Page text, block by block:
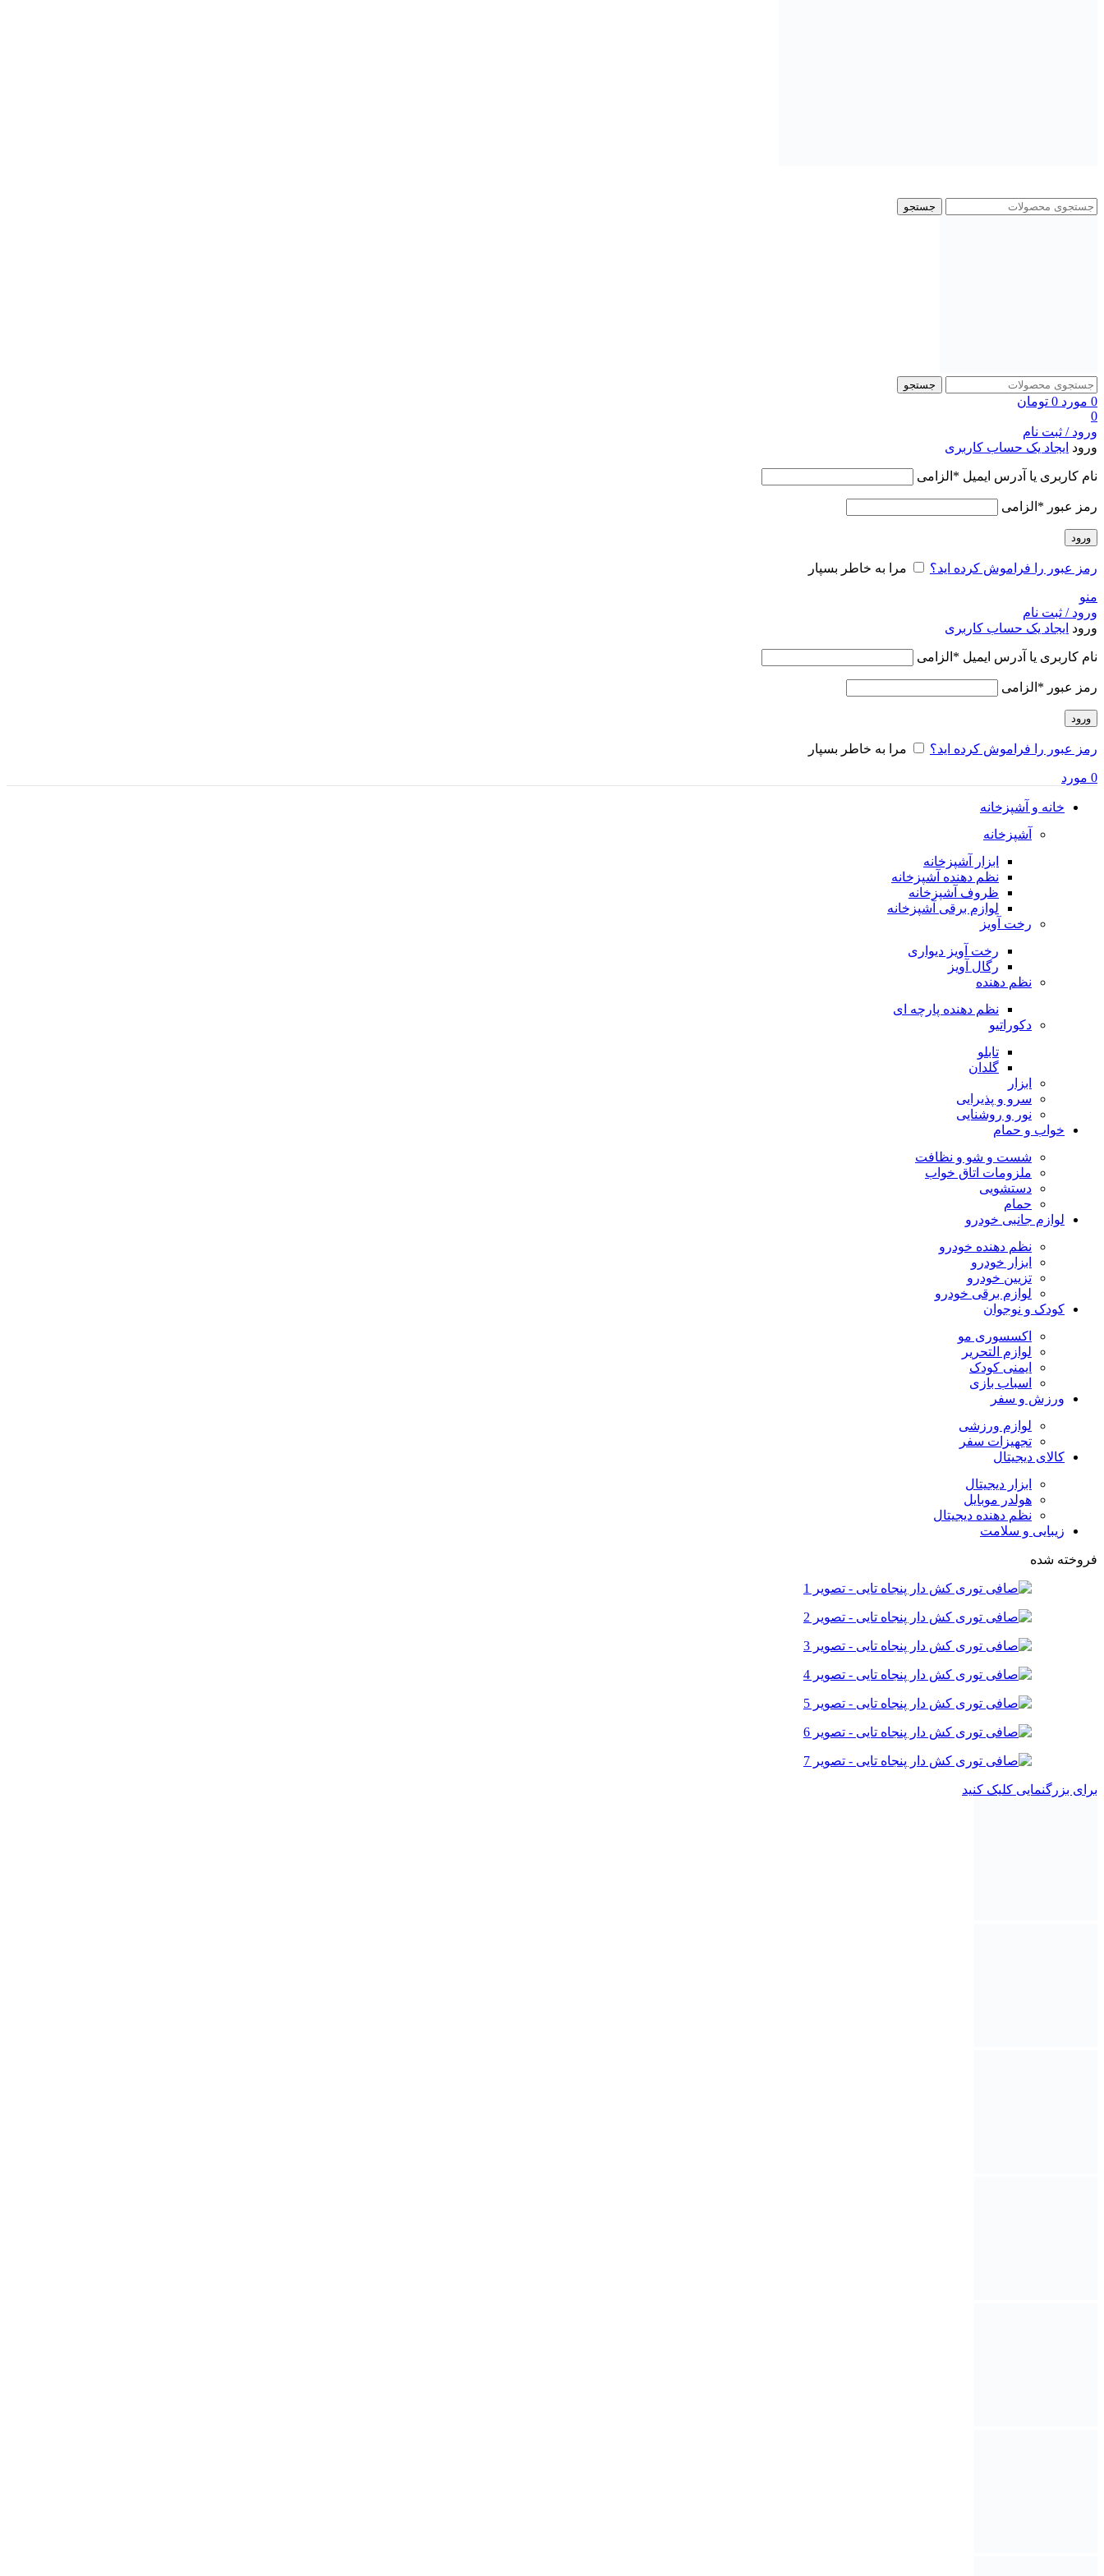
جستجو
جستجو
0 مورد 0 تومان
0
ورود / ثبت نام
ورود ایجاد یک حساب کاربری
نام کاربری یا آدرس ایمیل * الزامی
رمز عبور * الزامی
ورود
رمز عبور را فراموش کرده اید؟ مرا به خاطر بسپار
منو
ورود / ثبت نام
ورود ایجاد یک حساب کاربری
نام کاربری یا آدرس ایمیل * الزامی
رمز عبور * الزامی
ورود
رمز عبور را فراموش کرده اید؟ مرا به خاطر بسپار
0 مورد
خانه و آشپزخانه
آشپزخانه
ابزار آشپزخانه
نظم دهنده آشپزخانه
ظروف آشپزخانه
لوازم برقی آشپزخانه
رخت آویز
رخت آویز دیواری
رگال آویز
نظم دهنده
نظم دهنده پارچه ای
دکوراتیو
تابلو
گلدان
ابزار
سرو و پذیرایی
نور و روشنایی
خواب و حمام
شست و شو و نظافت
ملزومات اتاق خواب
دستشویی
حمام
لوازم جانبی خودرو
نظم دهنده خودرو
ابزار خودرو
تزیین خودرو
لوازم برقی خودرو
کودک و نوجوان
اکسسوری مو
لوازم التحریر
ایمنی کودک
اسباب بازی
ورزش و سفر
لوازم ورزشی
تجهیزات سفر
کالای دیجیتال
ابزار دیجیتال
هولدر موبایل
نظم دهنده دیجیتال
زیبایی و سلامت
فروخته شده
برای بزرگنمایی کلیک کنید